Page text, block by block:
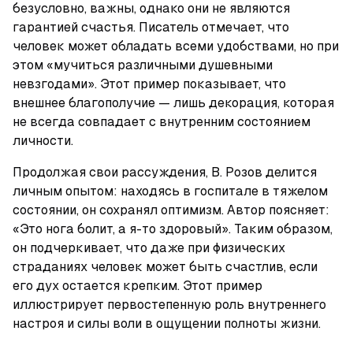
безусловно, важны, однако они не являются
гарантией счастья. Писатель отмечает, что
человек может обладать всеми удобствами, но при
этом «мучиться различными душевными
невзгодами». Этот пример показывает, что
внешнее благополучие — лишь декорация, которая
не всегда совпадает с внутренним состоянием
личности.
Продолжая свои рассуждения, В. Розов делится
личным опытом: находясь в госпитале в тяжелом
состоянии, он сохранял оптимизм. Автор поясняет:
«Это нога болит, а я-то здоровый». Таким образом,
он подчеркивает, что даже при физических
страданиях человек может быть счастлив, если
его дух остается крепким. Этот пример
иллюстрирует первостепенную роль внутреннего
настроя и силы воли в ощущении полноты жизни.